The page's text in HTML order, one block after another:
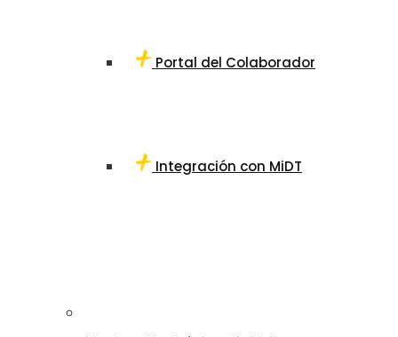
Portal del Colaborador
Integración con MiDT